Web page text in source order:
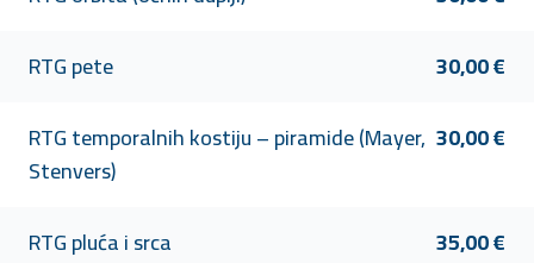
RTG pete
30,00 €
RTG temporalnih kostiju – piramide (Mayer,
Stenvers)
30,00 €
RTG pluća i srca
35,00 €